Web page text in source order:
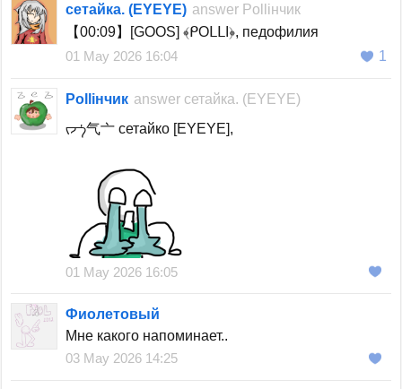
сетайка. (EYEYE) answer Polliнчик
【00:09】[GOOS] ﴾ᑭOᒪᒪI﴿, педофилия
01 May 2026 16:04
1
Polliнчик answer сетайка. (EYEYE)
ᡕᠵ᠊ᡃ气亠 сетайко [EYEYE],
01 May 2026 16:05
Фиолетовый
Мне какого напоминает..
03 May 2026 14:25